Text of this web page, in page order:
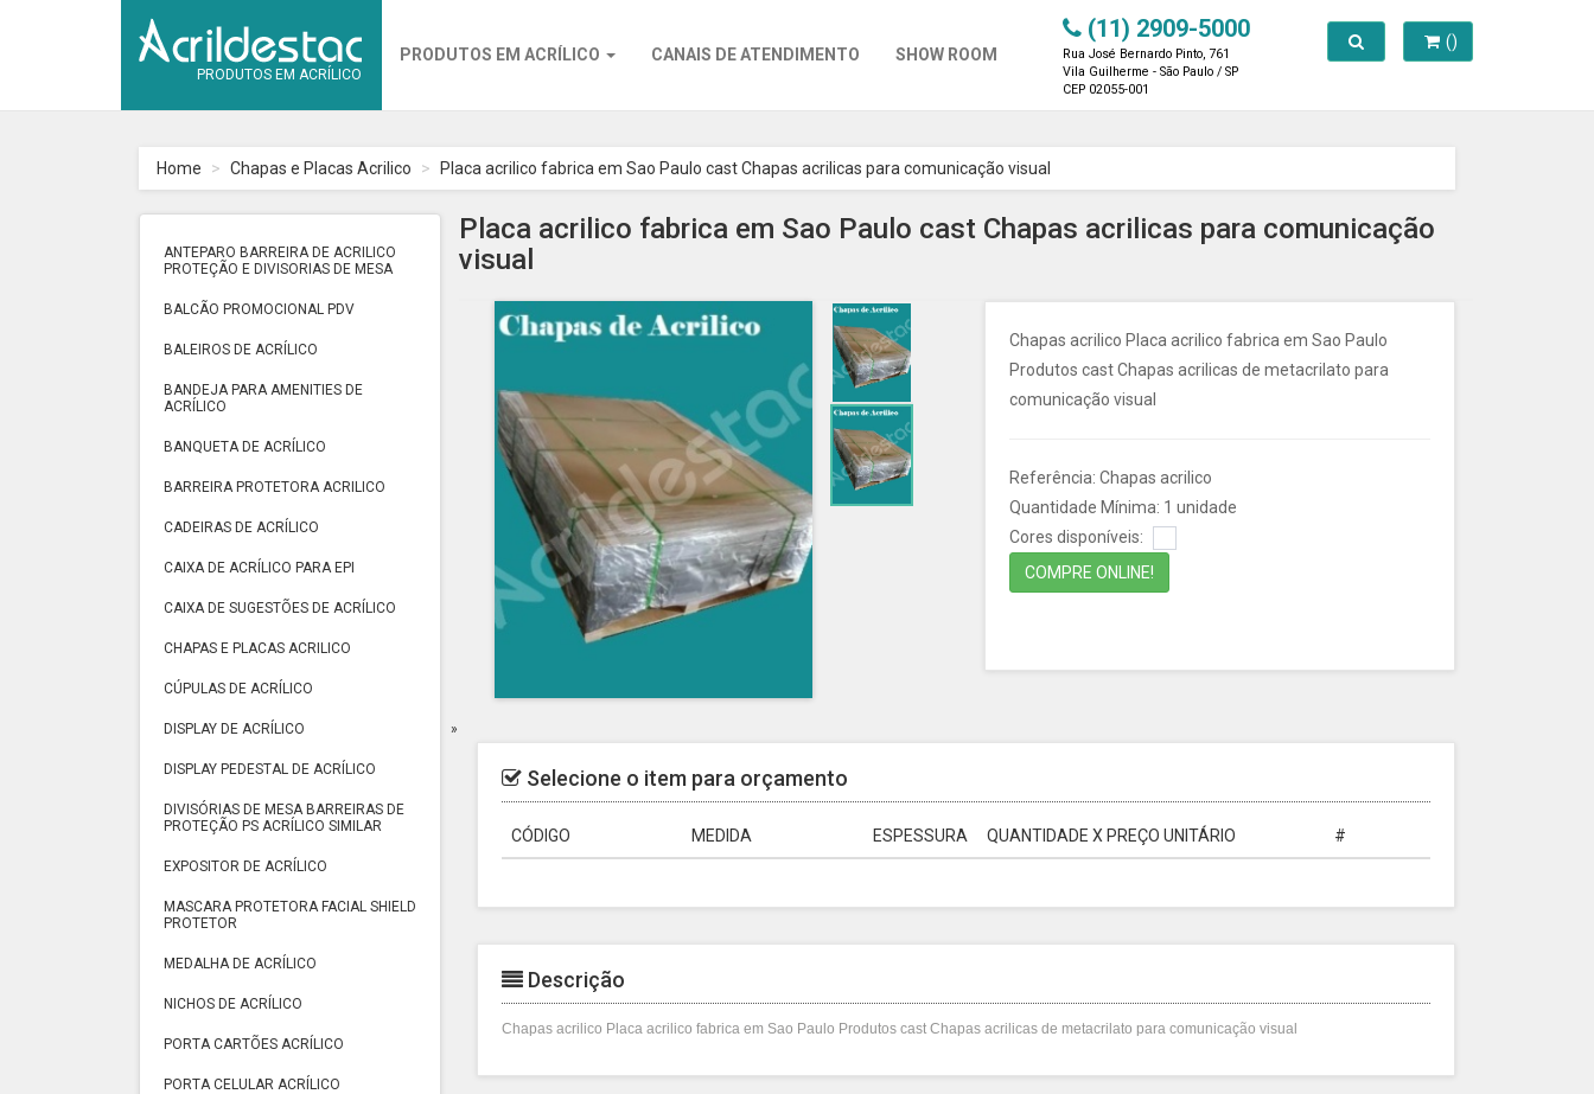
PRODUTOS EM ACRÍLICO
PRODUTOS EM ACRÍLICO CANAIS DE ATENDIMENTO SHOW ROOM
(11) 2909-5000
Rua José Bernardo Pinto, 761
Vila Guilherme - São Paulo / SP
CEP 02055-001
()
Toggle search
Home Chapas e Placas Acrilico Placa acrilico fabrica em Sao Paulo cast Chapas acrilicas para comunicação visual
ANTEPARO BARREIRA DE ACRILICO
PROTEÇÃO E DIVISORIAS DE MESA
BALCÃO PROMOCIONAL PDV
BALEIROS DE ACRÍLICO
BANDEJA PARA AMENITIES DE
ACRÍLICO
BANQUETA DE ACRÍLICO
BARREIRA PROTETORA ACRILICO
CADEIRAS DE ACRÍLICO
CAIXA DE ACRÍLICO PARA EPI
CAIXA DE SUGESTÕES DE ACRÍLICO
CHAPAS E PLACAS ACRILICO
CÚPULAS DE ACRÍLICO
DISPLAY DE ACRÍLICO
DISPLAY PEDESTAL DE ACRÍLICO
DIVISÓRIAS DE MESA BARREIRAS DE
PROTEÇÃO PS ACRÍLICO SIMILAR
EXPOSITOR DE ACRÍLICO
MASCARA PROTETORA FACIAL SHIELD
PROTETOR
MEDALHA DE ACRÍLICO
NICHOS DE ACRÍLICO
PORTA CARTÕES ACRÍLICO
PORTA CELULAR ACRÍLICO
Placa acrilico fabrica em Sao Paulo cast Chapas acrilicas para comunicação
visual
Chapas acrilico Placa acrilico fabrica em Sao Paulo
Produtos cast Chapas acrilicas de metacrilato para
comunicação visual
Referência: Chapas acrilico
Quantidade Mínima: 1 unidade
Cores disponíveis:
COMPRE ONLINE!
Selecione o item para orçamento
CÓDIGO MEDIDA ESPESSURA QUANTIDADE X PREÇO UNITÁRIO #
Descrição
Chapas acrilico Placa acrilico fabrica em Sao Paulo Produtos cast Chapas acrilicas de metacrilato para comunicação visual